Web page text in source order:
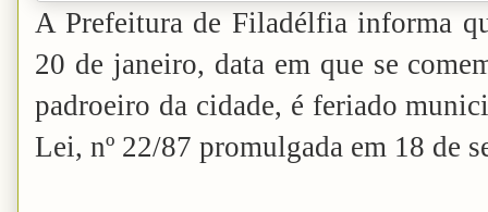
A Prefeitura de Filadélfia informa
20 de janeiro, data em que se
padroeiro da cidade, é feriado
Lei, nº 22/87 promulgada em 18 de